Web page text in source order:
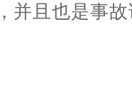
并且也是事